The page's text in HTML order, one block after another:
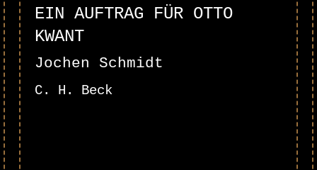
EIN AUFTRAG FÜR OTTO
KWANT
Jochen Schmidt
C. H. Beck